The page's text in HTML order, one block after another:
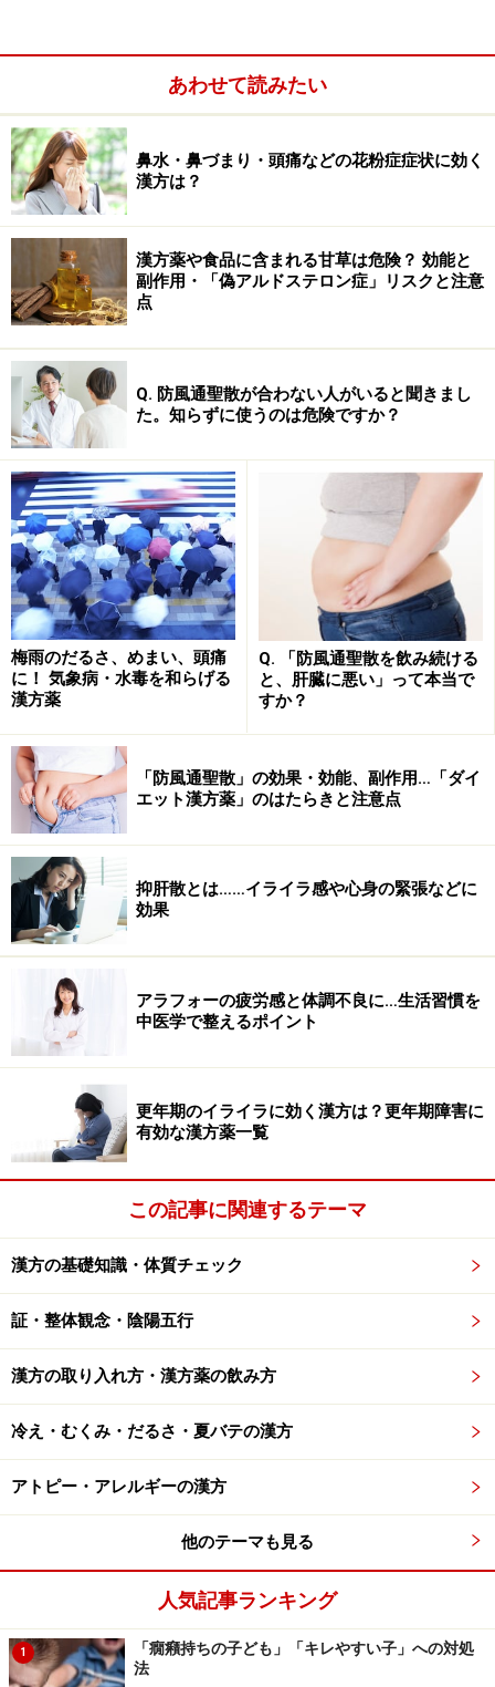
根茎）、大棗（クロウメモドキ科の果実）。
「六君子湯」が合わない人
気のめぐりが悪くて腹部が張ったり、あきらかに水はけ
が悪いときは、六君子湯に木香と縮砂を加味した香砂六
君子湯（こうしゃりっくんしとう）の方が効き目がシャ
ープでしょう。
「六君子湯」の飲み方などの注意点
■ 飲む時間
一般的には食事と食事の間の空腹時、食事をする1時間
前など、お腹が空で胃に吸収されやすい時期に飲みま
す。胃腸が荒れやすい人には食後、排便をうながすタイ
プの漢方には、空腹時の服用を勧める場合もあります。
なお、食間に飲み忘れたときは、食後でいいので飲みま
しょう。
■ 「水」or「白湯」？
症状によって、冷たい水で飲むほうが効果的な場合（そ
の反対も）もありますが、基本的には生薬を水で煎じた
「煎じクスリ」の場合は、人肌に冷まして飲みます。生
場合、お湯に溶かしたり、水と一緒に飲んでください。
「六君子湯」の副作用
質などの場合、不快な症状が出ることがあります。ちょ
っとおかしいな、と思ったらすぐ服用をやめ、漢方の専
あわせて読みたい
鼻水・鼻づまり・頭痛などの花粉症症状に効く
漢方は？
漢方薬や食品に含まれる甘草は危険？ 効能と
副作用・「偽アルドステロン症」リスクと注意
点
Q. 防風通聖散が合わない人がいると聞きまし
た。知らずに使うのは危険ですか？
梅雨のだるさ、めまい、頭痛
に！ 気象病・水毒を和らげる
漢方薬
Q. 「防風通聖散を飲み続ける
と、肝臓に悪い」って本当で
すか？
「防風通聖散」の効果・効能、副作用…「ダイ
エット漢方薬」のはたらきと注意点
抑肝散とは……イライラ感や心身の緊張などに
効果
アラフォーの疲労感と体調不良に…生活習慣を
中医学で整えるポイント
更年期のイライラに効く漢方は？更年期障害に
有効な漢方薬一覧
この記事に関連するテーマ
漢方の基礎知識・体質チェック
証・整体観念・陰陽五行
漢方の取り入れ方・漢方薬の飲み方
冷え・むくみ・だるさ・夏バテの漢方
アトピー・アレルギーの漢方
他のテーマも見る
人気記事ランキング
1
「癇癪持ちの子ども」「キレやすい子」への対処
法